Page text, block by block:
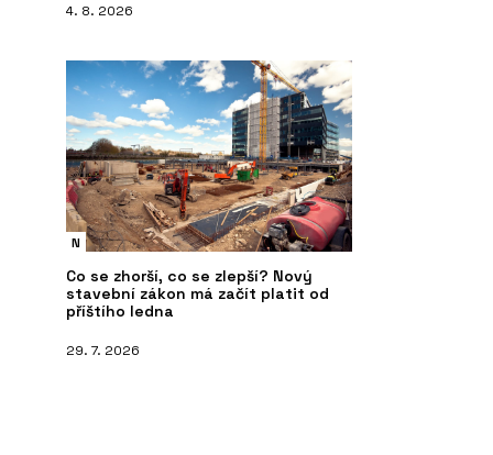
4. 8. 2026
N
Co se zhorší, co se zlepší? Nový
stavební zákon má začít platit od
příštího ledna
29. 7. 2026